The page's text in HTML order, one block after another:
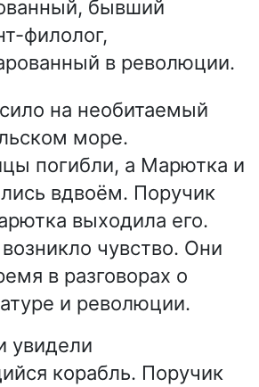
бывший
филолог,
в революции.
на необитаемый
море.
погибли, а Марютка и
вдвоём. Поручик
выходила его.
чувство. Они
в разговорах о
и революции.
увидели
корабль. Поручик